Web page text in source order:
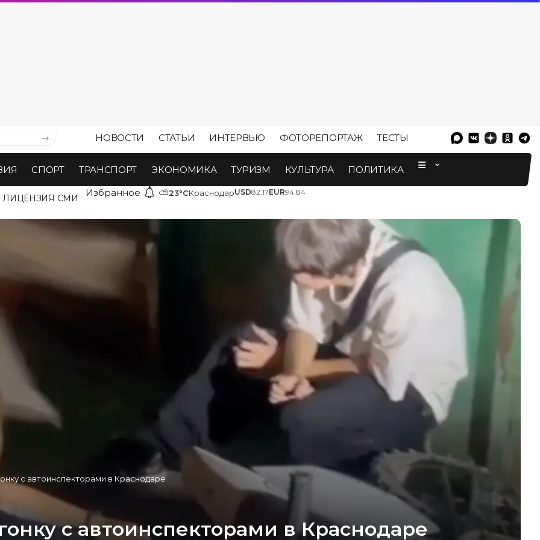
НОВОСТИ СТАТЬИ ИНТЕРВЬЮ ФОТОРЕПОРТАЖ ТЕСТЫ
СПОРТ ТРАНСПОРТ ЭКОНОМИКА ТУРИЗМ КУЛЬТУРА ПОЛИТИКА
ЛИЦЕНЗИЯ СМИ Избранное ⛅23°CКраснодарUSD82.17EUR94.84
с автоинспекторами в Краснодаре
с автоинспекторами в Краснодаре